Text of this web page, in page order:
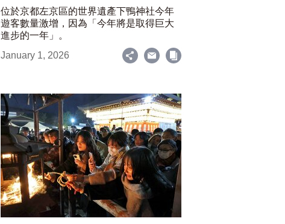
位於京都左京區的世界遺產下鴨神社今年
遊客數量激增，因為「今年將是取得巨大
進步的一年」。
January 1, 2026